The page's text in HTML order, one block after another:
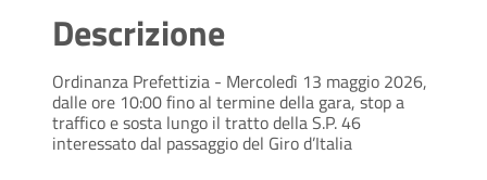
Descrizione
Ordinanza Prefettizia - Mercoledì 13 maggio 2026,
dalle ore 10:00 fino al termine della gara, stop a
traffico e sosta lungo il tratto della S.P. 46
interessato dal passaggio del Giro d’Italia